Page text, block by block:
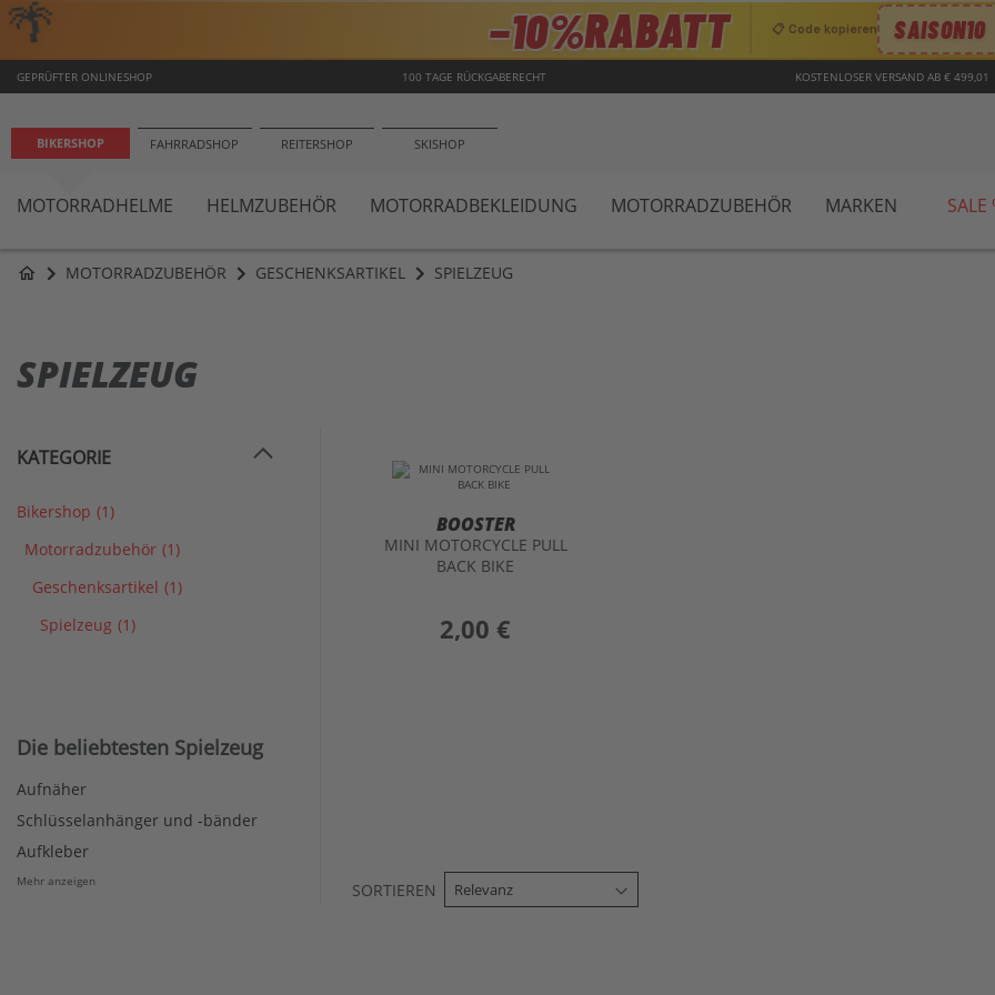
🌴 −10%RABATT 📋 Code kopieren SAISON10
GEPRÜFTER ONLINESHOP 100 TAGE RÜCKGABERECHT KOSTENLOSER VERSAND AB € 499,01
BIKERSHOP FAHRRADSHOP REITERSHOP SKISHOP
MOTORRADHELME HELMZUBEHÖR MOTORRADBEKLEIDUNG MOTORRADZUBEHÖR MARKEN SALE
home MOTORRADZUBEHÖR GESCHENKSARTIKEL SPIELZEUG
SPIELZEUG
BOOSTER
MINI MOTORCYCLE PULL
BACK BIKE
preis
2,00 €
SORTIEREN
KATEGORIE
Bikershop (1)
Motorradzubehör (1)
Geschenksartikel (1)
Spielzeug (1)
Die beliebtesten Spielzeug
Aufnäher
Schlüsselanhänger und -bänder
Aufkleber
Mehr anzeigen